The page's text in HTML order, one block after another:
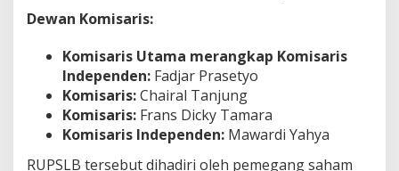
Dewan Komisaris:
Komisaris Utama merangkap Komisaris
Independen: Fadjar Prasetyo
Komisaris:Chairal Tanjung
Komisaris: Frans Dicky Tamara
Komisaris Independen: Mawardi Yahya
RUPSLB tersebut dihadiri oleh pemegang saham